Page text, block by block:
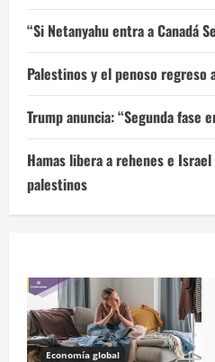
“Si Netanyahu entra a Canadá
Palestinos y el penoso regreso
Trump anuncia: “Segunda fase
Hamas libera a rehenes e
palestinos
Economía global